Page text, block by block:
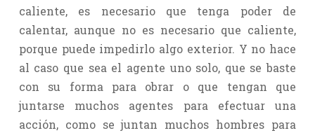
caliente, es necesario que tenga poder de
calentar, aunque no es necesario que caliente,
porque puede impedirlo algo exterior. Y no hace
al caso que sea el agente uno solo, que se baste
con su forma para obrar o que tengan que
juntarse muchos agentes para efectuar una
acción, como se juntan muchos hombres para